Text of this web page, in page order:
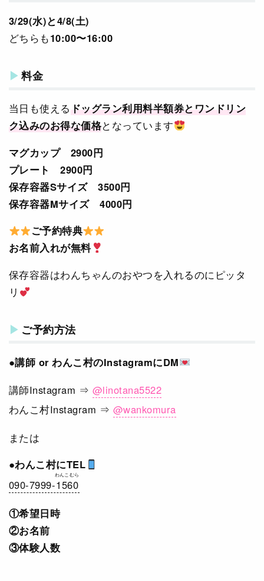
3/29(水)と4/8(土)
どちらも10:00〜16:00
料金
当日も使える ドッグラン利用料半額券とワンドリン
ク込みのお得な価格となっています
マグカップ 2900円
プレート 2900円
保存容器Sサイズ 3500円
保存容器Mサイズ 4000円
ご予約特典
お名前入れが無料
保存容器はわんちゃんのおやつを入れるのにピッタ
リ
ご予約方法
●講師 or わんこ村のInstagramにDM
講師Instagram ⇒ @linotana5522
わんこ村Instagram ⇒ @wankomura
または
●わんこ村にTEL
090-7999-1560
わんこむら
①希望日時
②お名前
③体験人数